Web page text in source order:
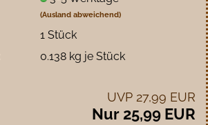
(Ausland abweichend)
1 Stück
0.138kg je Stück
UVP 27,99 EUR
Nur 25,99 EUR